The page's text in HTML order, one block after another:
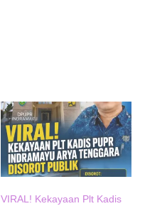
VIRAL! Kekayaan Plt Kadis